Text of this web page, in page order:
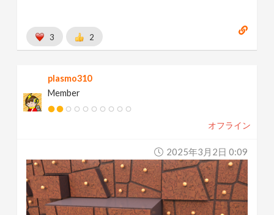
3 2
plasmo310
Member
オフライン
2025年3月2日 0:09